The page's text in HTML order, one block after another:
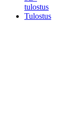
tulostus
Tulostus